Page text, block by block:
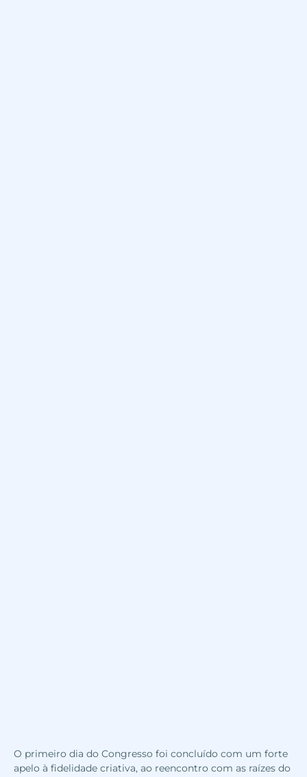
O primeiro dia do Congresso foi concluído com um forte
apelo à fidelidade criativa, ao reencontro com as raízes do